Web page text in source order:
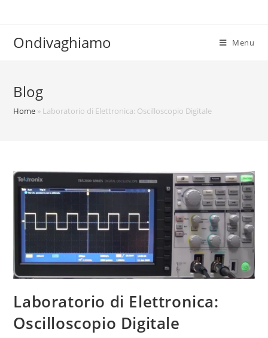
Ondivaghiamo Menu
Blog
Home » Laboratorio di Elettronica: Oscilloscopio Digitale
Laboratorio di Elettronica:
Oscilloscopio Digitale